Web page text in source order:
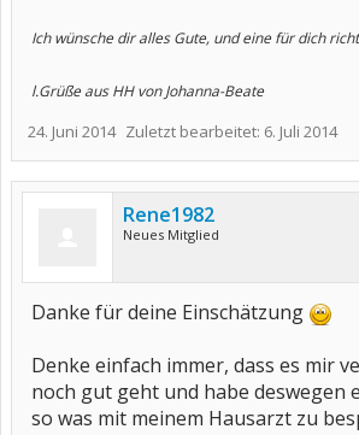
Ich wünsche dir alles Gute, und eine für dich
l.Grüße aus HH von Johanna-Beate
24. Juni 2014 Zuletzt bearbeitet: 6. Juli 2014
Rene1982
Neues Mitglied
Danke für deine Einschätzung
Denke einfach immer, dass es mir
noch gut geht und habe deswegen
so was mit meinem Hausarzt zu